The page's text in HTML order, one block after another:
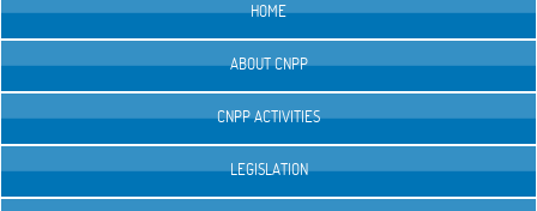
HOME
ABOUT CNPP
CNPP ACTIVITIES
LEGISLATION